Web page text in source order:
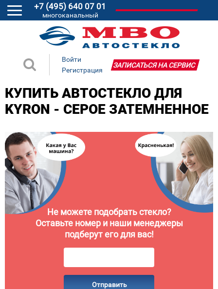
+7 (495) 640 07 01
многоканальный
Войти
Регистрация
ЗАПИСАТЬСЯ НА СЕРВИС
КУПИТЬ АВТОСТЕКЛО ДЛЯ
KYRON - СЕРОЕ ЗАТЕМНЕННОЕ
Не можете подобрать стекло?
Оставьте номер и наши менеджеры
подберут его для вас!
Отправить